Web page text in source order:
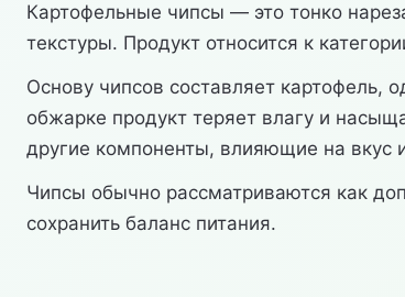
Картофельные чипсы — это тонко
текстуры. Продукт относится к
Основу чипсов составляет картофель,
обжарке продукт теряет влагу и
другие компоненты, влияющие на вкус
Чипсы обычно рассматриваются как
сохранить баланс питания.